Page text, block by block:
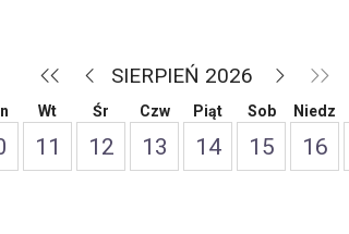
SIERPIEŃ 2026
Wt
11
Śr
12
Czw
13
Piąt
14
Sob
15
Niedz
16